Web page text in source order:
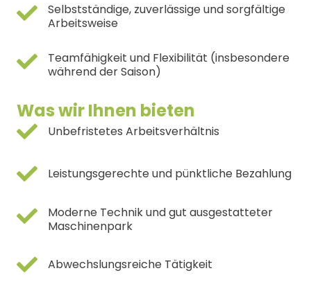
Selbstständige, zuverlässige und sorgfältige
Arbeitsweise
Teamfähigkeit und Flexibilität (insbesondere
während der Saison)
Was wir Ihnen bieten
Unbefristetes Arbeitsverhältnis
Leistungsgerechte und pünktliche Bezahlung
Moderne Technik und gut ausgestatteter
Maschinenpark
Abwechslungsreiche Tätigkeit